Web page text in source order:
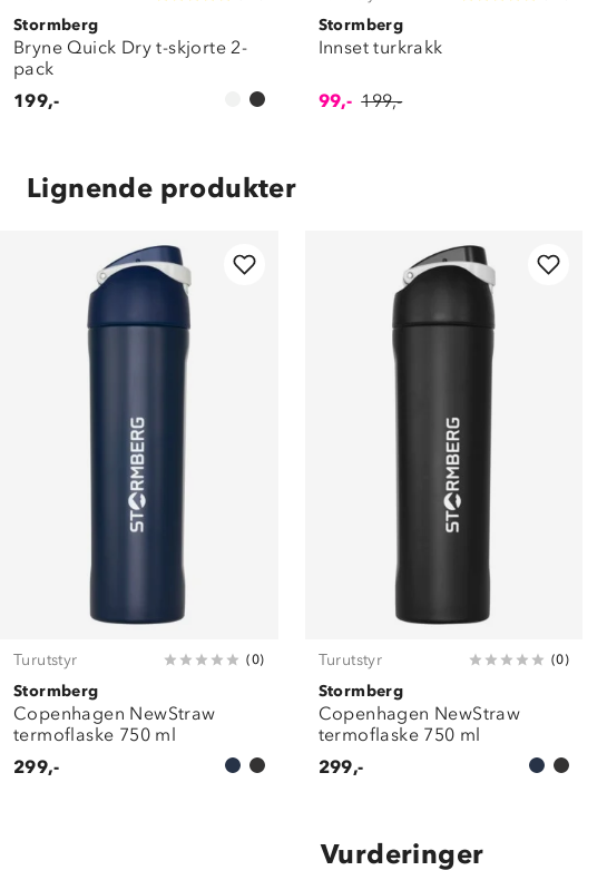
Stormberg
Bryne Quick Dry t-skjorte 2-
pack
199,-
Stormberg
Innset turkrakk
99,- 199,-
Lignende produkter
Turutstyr (0)
Stormberg
Copenhagen NewStraw
termoflaske 750 ml
299,-
Turutstyr (0)
Stormberg
Copenhagen NewStraw
termoflaske 750 ml
299,-
Vurderinger